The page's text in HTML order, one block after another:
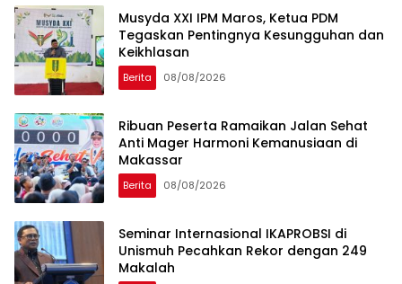
Musyda XXI IPM Maros, Ketua PDM
Tegaskan Pentingnya Kesungguhan dan
Keikhlasan
Berita 08/08/2026
Ribuan Peserta Ramaikan Jalan Sehat
Anti Mager Harmoni Kemanusiaan di
Makassar
Berita 08/08/2026
Seminar Internasional IKAPROBSI di
Unismuh Pecahkan Rekor dengan 249
Makalah